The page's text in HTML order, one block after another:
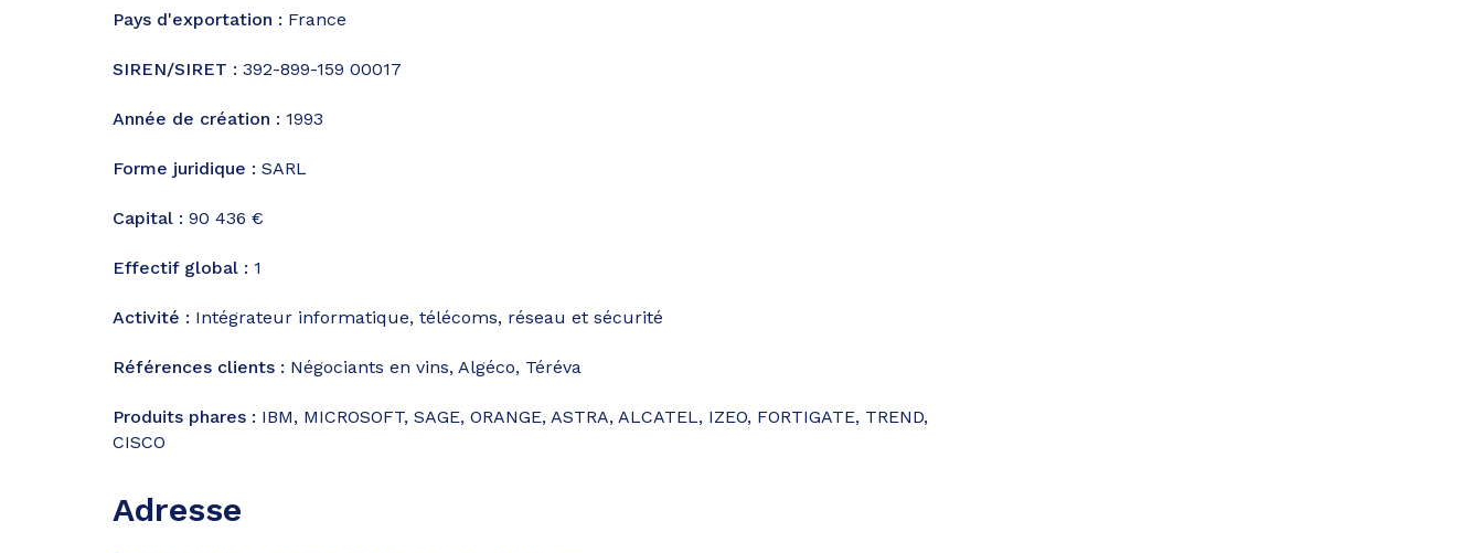
Pays d'exportation : France
SIREN/SIRET : 392-899-159 00017
Année de création : 1993
Forme juridique : SARL
Capital : 90 436 €
Effectif global : 1
Activité : Intégrateur informatique, télécoms, réseau et sécurité
Références clients : Négociants en vins, Algéco, Téréva
Produits phares : IBM, MICROSOFT, SAGE, ORANGE, ASTRA, ALCATEL, IZEO, FORTIGATE, TREND,
CISCO
Adresse